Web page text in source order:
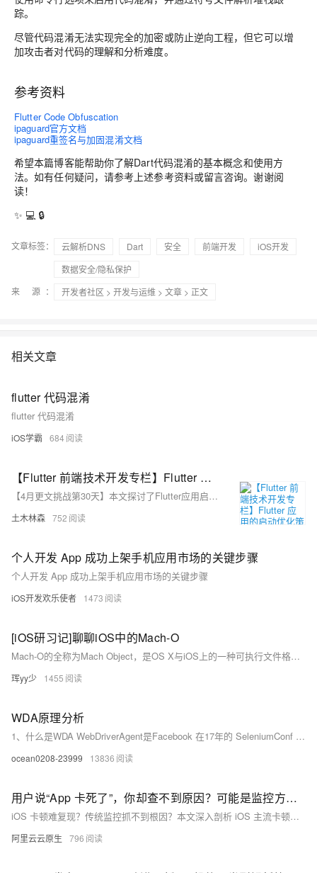
踪。
尽管代码混淆无法实现完全的加密或防止逆向工程，但它可以增
加攻击者对代码的理解和分析难度。
参考资料
Flutter Code Obfuscation
ipaguard官方文档
ipaguard重签名与加固混淆文档
希望本篇博客能帮助你了解Dart代码混淆的基本概念和使用方
法。如有任何疑问，请参考上述参考资料或留言咨询。谢谢阅
读！
✨ 💻 🔒
文章标签： 云解析DNS Dart 安全 前端开发
iOS开发
数据安全/隐私保护
来 源：
开发者社区 > 开发与运维 > 文章 > 正文
相关文章
flutter 代码混淆
flutter 代码混淆
iOS学霸 684
【Flutter 前端技术开发专栏】Flutter 应用的启动优化策略
【4月更文挑战第30天】本文探讨了Flutter应用启动优化策略，包括理解启动过程、资源加载优化、减少初始化工作、界面布局简化、异步初始化、预加载关键数据、性能监控分析以及案例和未来优化方向。通过这些方法，可以缩短启动时间，提升用户体验。使用Flutter DevTools等工具可助于识别和解决性能瓶颈，实现持续优化。
土木林森 752
个人开发 App 成功上架手机应用市场的关键步骤
个人开发 App 成功上架手机应用市场的关键步骤
iOS开发欢乐使者 1473
[iOS研习记]聊聊iOS中的Mach-O
Mach-O的全称为Mach Object，是OS X与iOS上的一种可执行文件格式。Mach本身指一种操作系统的微内核标准，被用于OS X与iOS系统的内核中。相信对于移动端的iOS开发者来说，对Mach-O文件一定不陌生，我们编译打包的iOS IPA文件，内部其实就有一个可执行的Mach-O文件，我们开发的framework和.a等动态库静态库中，也会包含Mach-O文件，本篇文章，我们就来详细看看Mach-O中究竟放的是什么，Mach-O的结构是怎样的。
珲yy少 1455
WDA原理分析
1、什么是WDA WebDriverAgent是Facebook 在17年的 SeleniumConf 大会上推出了一款新的iOS移动测试框架。 下面摘录一段官方对于WebDriverAgent的介绍字段：（官方文档：https://github.com/facebook/WebDriverAgent） WebDriverAgent 在 iOS 端实现了一个 WebDriver server ，借助这个 server 我们可以远程控制 iOS 设备。
ocean0208-23999 13836
用户说“App 卡死了”，你却查不到原因？可能是监控方式错了
iOS 卡顿难复现？传统监控抓不到根因？本文深入剖析 iOS 主流卡顿监控方案，重点揭秘生产级可用的 RunLoop 监控实现：如何在不影响性能的前提下，精准捕获主线程阻塞、提取耗时堆栈，并通过退火算法避免重复上报——现已集成于阿里云 ARMS iOS SDK。
阿里云云原生 796